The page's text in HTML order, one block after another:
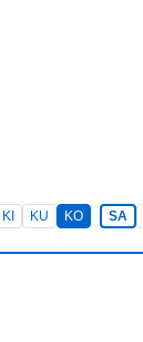
KI KU KO SA